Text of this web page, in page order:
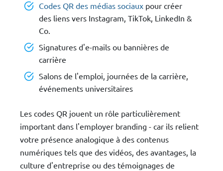
Codes QR des médias sociaux pour créer
des liens vers Instagram, TikTok, LinkedIn &
Co.
Signatures d'e-mails ou bannières de
carrière
Salons de l'emploi, journées de la carrière,
événements universitaires
Les codes QR jouent un rôle particulièrement
important dans l'employer branding - car ils relient
votre présence analogique à des contenus
numériques tels que des vidéos, des avantages, la
culture d'entreprise ou des témoignages de